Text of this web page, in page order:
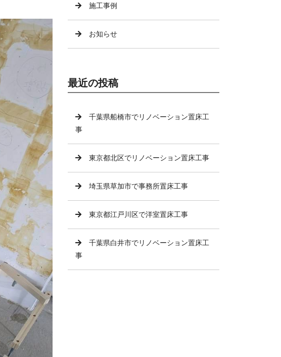
施工事例
お知らせ
最近の投稿
千葉県船橋市でリノベーション置床工
事
東京都北区でリノベーション置床工事
埼玉県草加市で事務所置床工事
東京都江戸川区で洋室置床工事
千葉県白井市でリノベーション置床工
事